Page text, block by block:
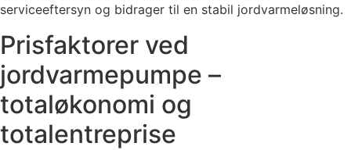
serviceeftersyn og bidrager til en stabil jordvarmeløsning.
Prisfaktorer ved
jordvarmepumpe –
totaløkonomi og
totalentreprise